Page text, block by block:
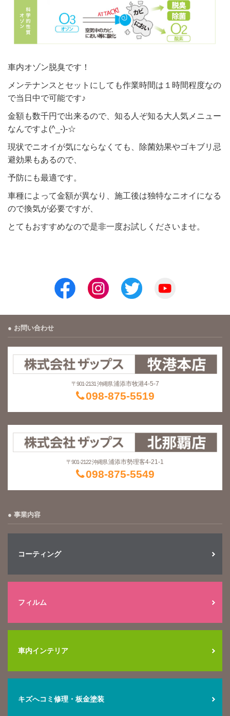
車内オゾン脱臭です！
メンテナンスとセットにしても作業時間は１時間程度なの
で当日中で可能です♪
金額も数千円で出来るので、知る人ぞ知る大人気メニュー
なんですよ(^_-)-☆
現状でニオイが気にならなくても、除菌効果やゴキブリ忌
避効果もあるので、
予防にも最適です。
車種によって金額が異なり、施工後は独特なニオイになる
ので換気が必要ですが、
とてもおすすめなので是非一度お試しくださいませ。
お問い合わせ
〒901-2131 沖縄県 浦添市牧港4-5-7
098-875-5519
〒901-2122 沖縄県浦添市勢理客4-21-1
098-875-5549
事業内容
コーティング
フィルム
車内インテリア
キズへコミ修理・板金塗装